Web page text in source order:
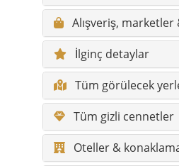
Alışveriş,
İlginç detaylar
Tüm görülecek
Tüm gizli cennetler
Oteller &